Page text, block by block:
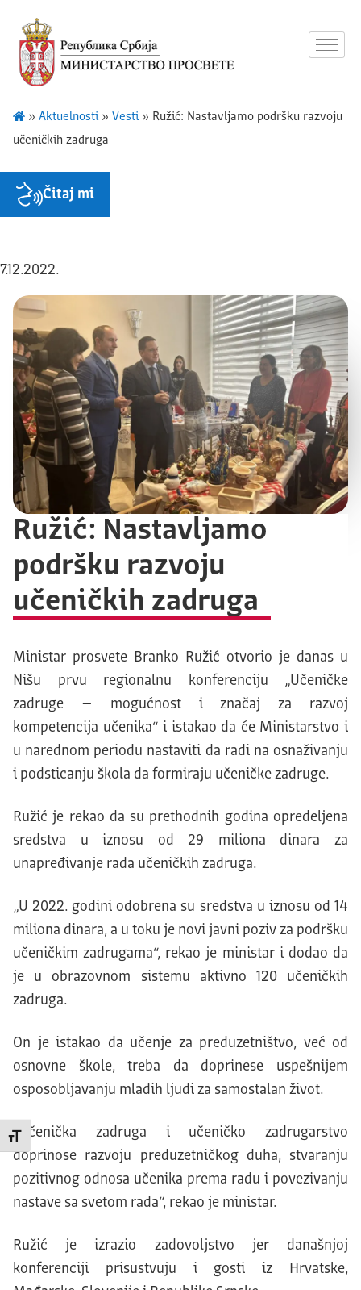
Promeni veličinu slova
» Aktuelnosti» Vesti» Ružić: Nastavljamo podršku razvoju
učeničkih zadruga
Čitaj mi
7.12.2022.
Ružić: Nastavljamo
podršku razvoju
učeničkih zadruga
Ministar prosvete Branko Ružić otvorio je danas u
Nišu prvu regionalnu konferenciju „Učeničke
zadruge – mogućnost i značaj za razvoj
kompetencija učenika“ i istakao da će Ministarstvo i
u narednom periodu nastaviti da radi na osnaživanju
i podsticanju škola da formiraju učeničke zadruge.
Ružić je rekao da su prethodnih godina opredeljena
sredstva u iznosu od 29 miliona dinara za
unapređivanje rada učeničkih zadruga.
„U 2022. godini odobrena su sredstva u iznosu od 14
miliona dinara, a u toku je novi javni poziv za podršku
učeničkim zadrugama“, rekao je ministar i dodao da
je u obrazovnom sistemu aktivno 120 učeničkih
zadruga.
On je istakao da učenje za preduzetništvo, već od
osnovne škole, treba da doprinese uspešnijem
osposobljavanju mladih ljudi za samostalan život.
„Učenička zadruga i učeničko zadrugarstvo
doprinose razvoju preduzetničkog duha, stvaranju
pozitivnog odnosa učenika prema radu i povezivanju
nastave sa svetom rada“, rekao je ministar.
Ružić je izrazio zadovoljstvo jer današnjoj
konferenciji prisustvuju i gosti iz Hrvatske,